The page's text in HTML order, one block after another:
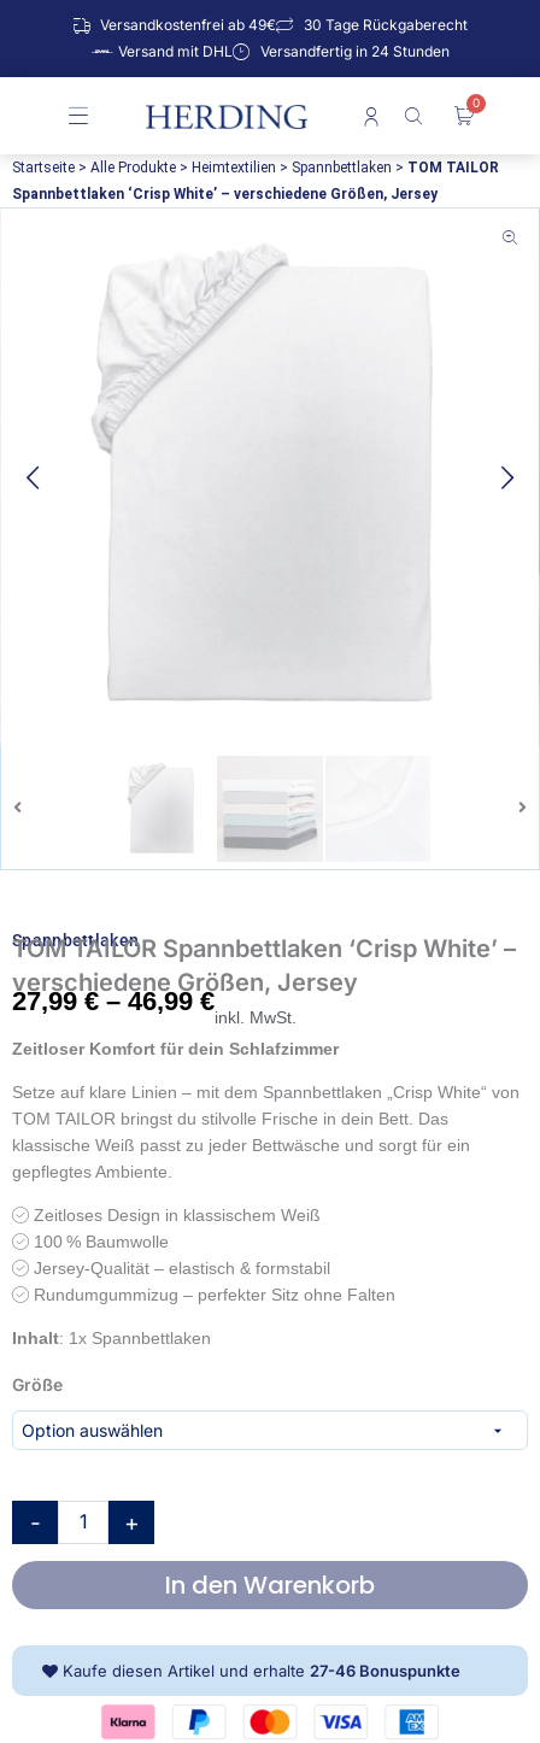
Versandkostenfrei ab 49€
30 Tage Rückgaberecht
Versand mit DHL
Versandfertig in 24 Stunden
0
Startseite > Alle Produkte > Heimtextilien > Spannbettlaken > TOM TAILOR
Spannbettlaken ‘Crisp White’ – verschiedene Größen, Jersey
Spannbettlaken
TOM TAILOR Spannbettlaken ‘Crisp White’ –
verschiedene Größen, Jersey
27,99€–46,99€
inkl. MwSt.
Zeitloser Komfort für dein Schlafzimmer
Setze auf klare Linien – mit dem Spannbettlaken „Crisp White“ von
TOM TAILOR bringst du stilvolle Frische in dein Bett. Das
klassische Weiß passt zu jeder Bettwäsche und sorgt für ein
gepflegtes Ambiente.
Zeitloses Design in klassischem Weiß
100 % Baumwolle
Jersey-Qualität – elastisch & formstabil
Rundumgummizug – perfekter Sitz ohne Falten
Inhalt: 1x Spannbettlaken
Größe
-
TOM
TAILOR
Spannbettlaken
verschiedene
Größen,
Jersey
+
In den Warenkorb
Kaufe diesen Artikel und erhalte 27-46 Bonuspunkte